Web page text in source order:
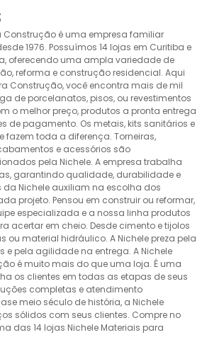
Construção é uma empresa familiar
1976. Possuímos 14 lojas em Curitiba e
oferecendo uma ampla variedade de
reforma e construção residencial. Aqui
Construção, você encontra mais de mil
de porcelanatos, pisos, ou revestimentos
o melhor preço, produtos a pronta entrega
de pagamento. Os metais, kits sanitários e
fazem toda a diferença. Torneiras,
e acessórios são
pela Nichele. A empresa trabalha
garantindo qualidade, durabilidade e
da Nichele auxiliam na escolha dos
projeto. Pensou em construir ou reformar,
especializada e a nossa linha produtos
acertar em cheio. Desde cimento e tijolos
ou material hidráulico. A Nichele preza pela
pela agilidade na entrega. A Nichele
é muito mais do que uma loja. É uma
os clientes em todas as etapas de seus
completas e atendimento
meio século de história, a Nichele
sólidos com seus clientes. Compre no
das 14 lojas Nichele Materiais para